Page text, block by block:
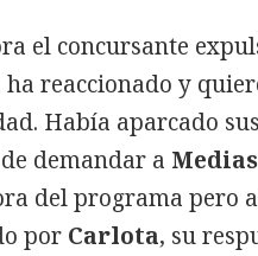
el concursante
ha reaccionado y
Había aparcado
demandar a
del programa pero
por Carlota, su